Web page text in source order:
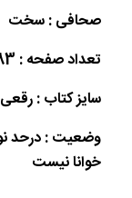
صحافی : سخت
تعداد صفحه : 583
سایز کتاب : رقعی
خوانا نیست